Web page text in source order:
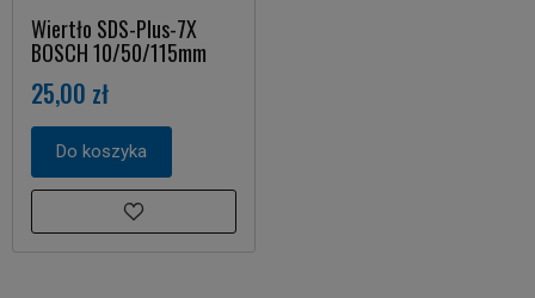
Wiertło SDS-Plus-7X
BOSCH 10/50/115mm
25,00 zł
Do koszyka